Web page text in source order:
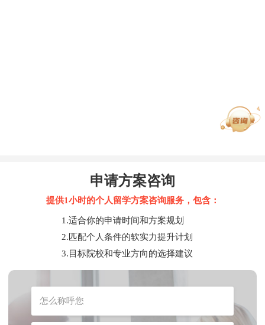
申请方案咨询
提供1小时的个人留学方案咨询服务，包含：
1.适合你的申请时间和方案规划
2.匹配个人条件的软实力提升计划
3.目标院校和专业方向的选择建议